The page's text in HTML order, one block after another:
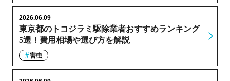
東京都のトコジラミ駆除業者おすすめランキング
5選！費用相場や選び方を解説
2026.06.09
害虫